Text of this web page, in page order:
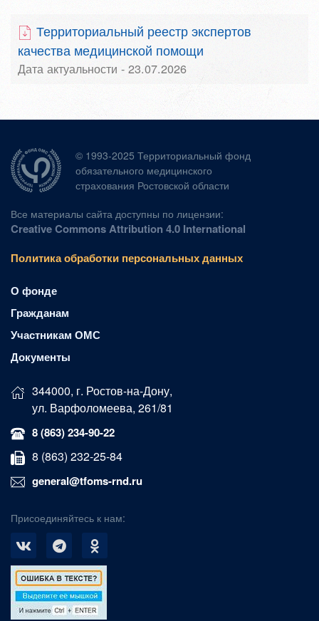
Территориальный реестр экспертов
качества медицинской помощи
Дата актуальности - 23.07.2026
© 1993-2025 Территориальный фонд
обязательного медицинского
страхования Ростовской области
Все материалы сайта доступны по лицензии:
Creative Commons Attribution 4.0 International
Политика обработки персональных данных
О фонде
Гражданам
Участникам ОМС
Документы
344000, г. Ростов-на-Дону,
ул. Варфоломеева, 261/81
8 (863) 234-90-22
8 (863) 232-25-84
general@tfoms-rnd.ru
Присоединяйтесь к нам: